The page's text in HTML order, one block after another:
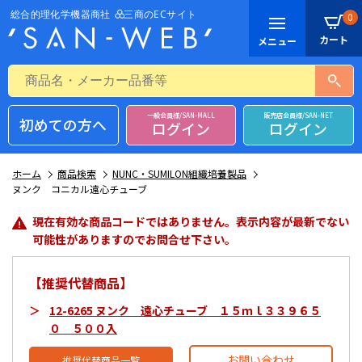
0
初めての方へ 一般会員様/SAN-MALL
ログイン
販売店会員様/SAN-NET
ログイン
ホーム 商品検索
NUNC・SUMILON組織培養製品
ヌンク コニカル遠心チューブ
現在有効な商品コードではありません。表示内容が最新でない
可能性がありますのでお問合せ下さい。
【推奨代替商品】
12-6265 ヌンク 遠心チューブ １５ｍｌ３３９６５
０ ５００入